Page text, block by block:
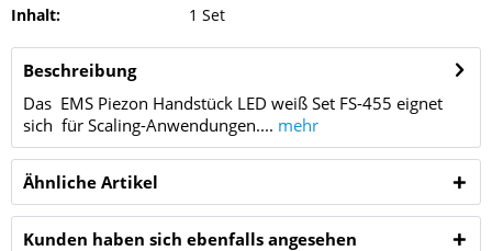
Inhalt:
1 Set
Beschreibung
Das EMS Piezon Handstück LED weiß Set FS-455 eignet
sich für Scaling-Anwendungen.... mehr
Ähnliche Artikel
Kunden haben sich ebenfalls angesehen